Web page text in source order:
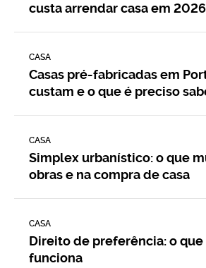
custa arrendar casa em
CASA
Casas pré-fabricadas em
custam e o que é preciso
CASA
Simplex urbanístico: o que
obras e na compra de casa
CASA
Direito de preferência: o que
funciona